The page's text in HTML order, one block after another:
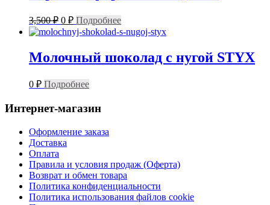
3,500₽ Первоначальная
цена
составляла
0 ₽Текущая
цена:
Подробнее
Молочный шоколад с нугой STYX
0 ₽ Подробнее
Интернет-магазин
Оформление заказа
Доставка
Оплата
Правила и условия продаж (Оферта)
Возврат и обмен товара
Политика конфиденциальности
Политика использования файлов cookie